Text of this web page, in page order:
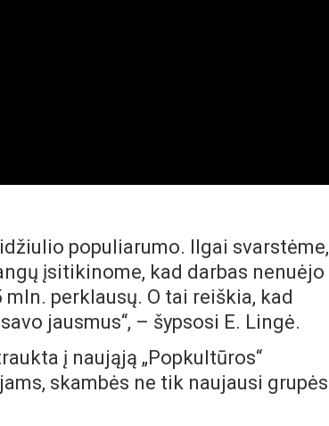
populiarumo. Ilgai svarstėme,
įsitikinome, kad darbas nenuėjo
perklausų. O tai reiškia, kad
jausmus“, – šypsosi E. Lingė.
į naująją „Popkultūros“
skambės ne tik naujausi grupės